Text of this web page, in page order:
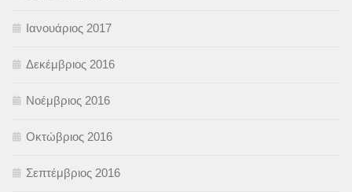
Ιανουάριος 2017
Δεκέμβριος 2016
Νοέμβριος 2016
Οκτώβριος 2016
Σεπτέμβριος 2016